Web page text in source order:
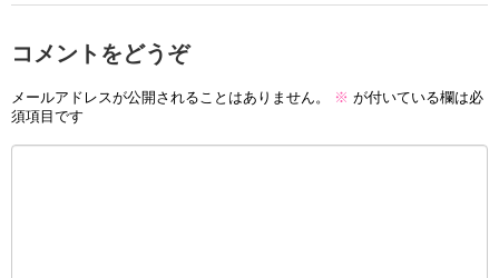
コメントをどうぞ
メールアドレスが公開されることはありません。 ※ が付いている欄は必
須項目です